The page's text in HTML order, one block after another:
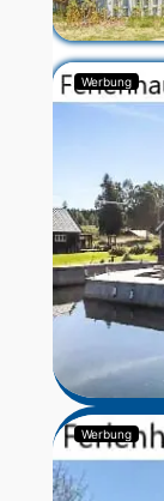
Werbung
Werbung